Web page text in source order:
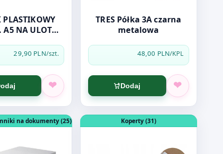
PLASTIKOWY
A5 NA ULOTKI
29,90 PLN/szt.
TRES Półka 3A czarna
metalowa
48,00 PLN/KPL
Dodaj
1779Pojemnik DURABLE VARICOLOR 760727 szary 7
na dokumenty (25) Otwórz produkt: KOPERTA
Koperty (31)